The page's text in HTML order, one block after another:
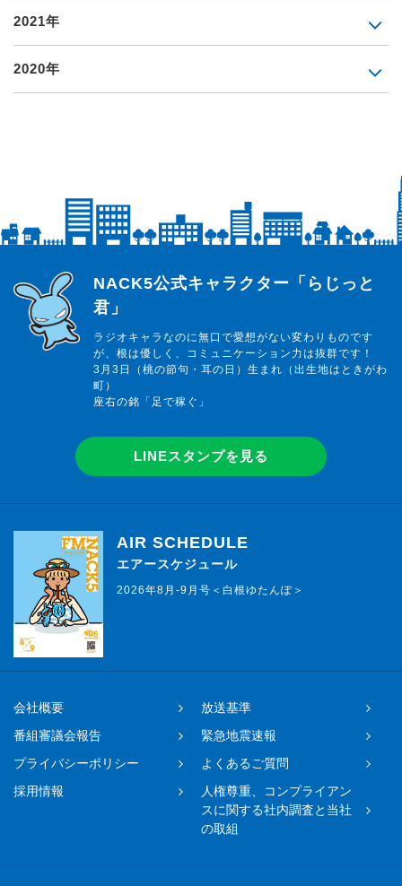
2021年
2020年
らじっと君
NACK5公式キャラクター「らじっと
君」
ラジオキャラなのに無口で愛想がない変わりものです
が、根は優しく、コミュニケーション力は抜群です！
3月3日（桃の節句・耳の日）生まれ（出生地はときがわ
町）
座右の銘「足で稼ぐ」
LINEスタンプを見る
AIR SCHEDULE
エアースケジュール
2026年8月-9月号＜白根ゆたんぽ＞
会社概要
放送基準
番組審議会報告
緊急地震速報
プライバシーポリシー
よくあるご質問
採用情報
人権尊重、コンプライアン
スに関する社内調査と当社
の取組